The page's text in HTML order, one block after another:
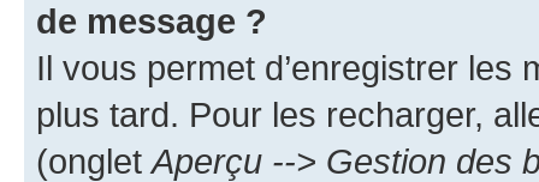
de message ?
Il vous permet d’enregistrer
plus tard. Pour les recharger,
(ongletAperçu --> Gestion des